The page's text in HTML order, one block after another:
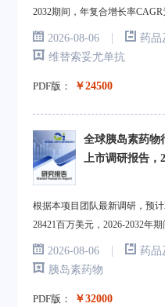
2032期间，年复合增长率CAGR
2026-08-06 |
药品
维替索妥尤单抗
PDF版： ￥24500
全球胰岛素药物
上市调研报告，
根据本项目团队最新调研，预
28421百万美元，2026-2032年
2026-08-06 |
药品
胰岛素药物
PDF版： ￥32000